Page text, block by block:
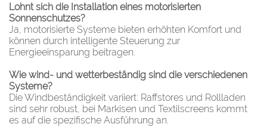
Lohnt sich die Installation eines motorisierten
Sonnenschutzes?
Ja, motorisierte Systeme bieten erhöhten Komfort und
können durch intelligente Steuerung zur
Energieeinsparung beitragen.
Wie wind- und wetterbeständig sind die verschiedenen
Systeme?
Die Windbeständigkeit variiert: Raffstores und Rollladen
sind sehr robust, bei Markisen und Textilscreens kommt
es auf die spezifische Ausführung an.